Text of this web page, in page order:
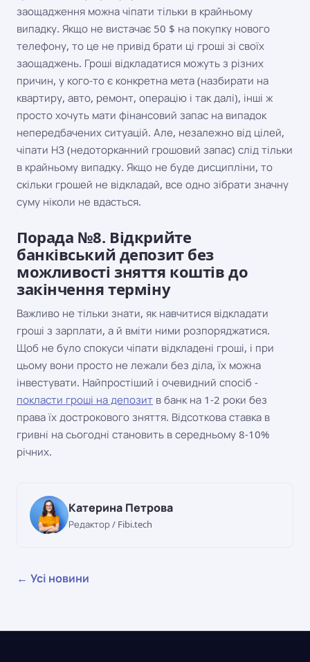
заощадження можна чіпати тільки в крайньому
випадку. Якщо не вистачає 50 $ на покупку нового
телефону, то це не привід брати ці гроші зі своїх
заощаджень. Гроші відкладатися можуть з різних
причин, у кого-то є конкретна мета (назбирати на
квартиру, авто, ремонт, операцію і так далі), інші ж
просто хочуть мати фінансовий запас на випадок
непередбачених ситуацій. Але, незалежно від цілей,
чіпати НЗ (недоторканний грошовий запас) слід тільки
в крайньому випадку. Якщо не буде дисципліни, то
скільки грошей не відкладай, все одно зібрати значну
суму ніколи не вдасться.
Порада №8. Відкрийте
банківський депозит без
можливості зняття коштів до
закінчення терміну
Важливо не тільки знати, як навчитися відкладати
гроші з зарплати, а й вміти ними розпоряджатися.
Щоб не було спокуси чіпати відкладені гроші, і при
цьому вони просто не лежали без діла, їх можна
інвестувати. Найпростіший і очевидний спосіб -
покласти гроші на депозит в банк на 1-2 роки без
права їх дострокового зняття. Відсоткова ставка в
гривні на сьогодні становить в середньому 8-10%
річних.
Катерина Петрова
Редактор / Fibi.tech
← Усі новини